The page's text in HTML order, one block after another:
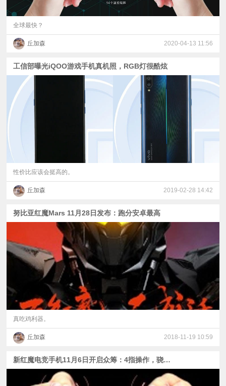
普
验
专
全球最快？
丘加森 2020-04-13 11:56
工信部曝光iQOO游戏手机真机照，RGB灯很酷炫
性价比应该会挺高的。
丘加森 2019-02-28 14:42
努比亚红魔Mars 11月28日发布：跑分安卓最高
真吃鸡利器。
丘加森 2018-11-19 10:59
新红魔电竞手机11月6日开启众筹：4指操作，骁龙845+10GB+256GB！